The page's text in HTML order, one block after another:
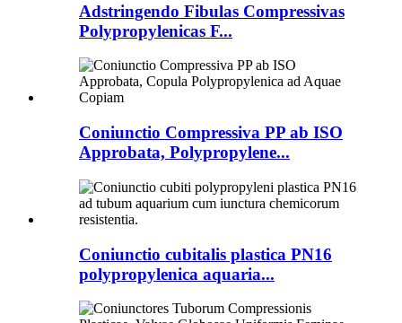
Adstringendo Fibulas Compressivas
Polypropylenicas F...
Coniunctio Compressiva PP ab ISO
Approbata, Polypropylene...
Coniunctio cubitalis plastica PN16
polypropylenica aquaria...